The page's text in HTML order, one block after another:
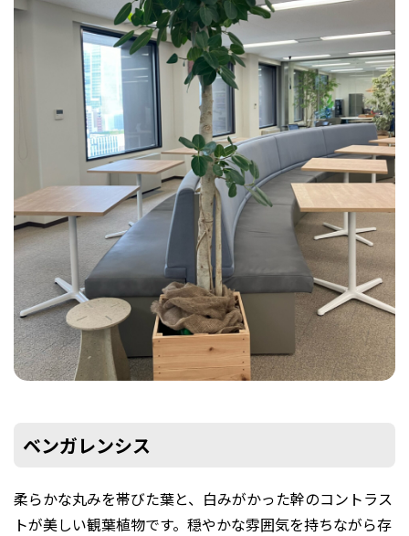
ベンガレンシス
柔らかな丸みを帯びた葉と、白みがかった幹のコントラス
トが美しい観葉植物です。穏やかな雰囲気を持ちながら存